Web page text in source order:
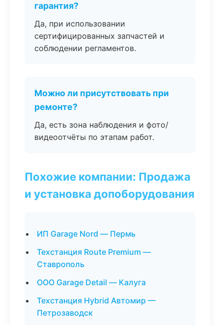
гарантия?
Да, при использовании
сертифицированных запчастей и
соблюдении регламентов.
Можно ли присутствовать при
ремонте?
Да, есть зона наблюдения и фото/
видеоотчёты по этапам работ.
Похожие компании: Продажа
и установка допоборудования
ИП Garage Nord — Пермь
Техстанция Route Premium —
Ставрополь
ООО Garage Detail — Калуга
Техстанция Hybrid Автомир —
Петрозаводск